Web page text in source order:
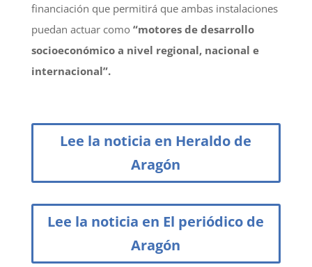
financiación que permitirá que ambas instalaciones
puedan actuar como“motores de desarrollo
socioeconómico a nivel regional, nacional e
internacional”.
Lee la noticia en Heraldo de
Aragón
Lee la noticia en El periódico de
Aragón